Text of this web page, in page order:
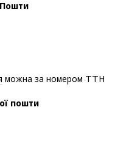
можна за номером ТТН
пошти